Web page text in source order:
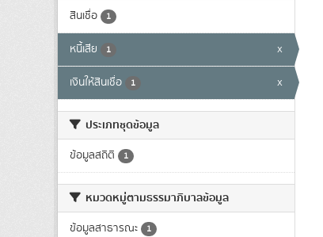
สินเชื่อ 1
หนี้เสีย 1 x
เงินให้สินเชื่อ 1 x
ประเภทชุดข้อมูล
ข้อมูลสถิติ 1
หมวดหมู่ตามธรรมาภิบาลข้อมูล
ข้อมูลสาธารณะ 1